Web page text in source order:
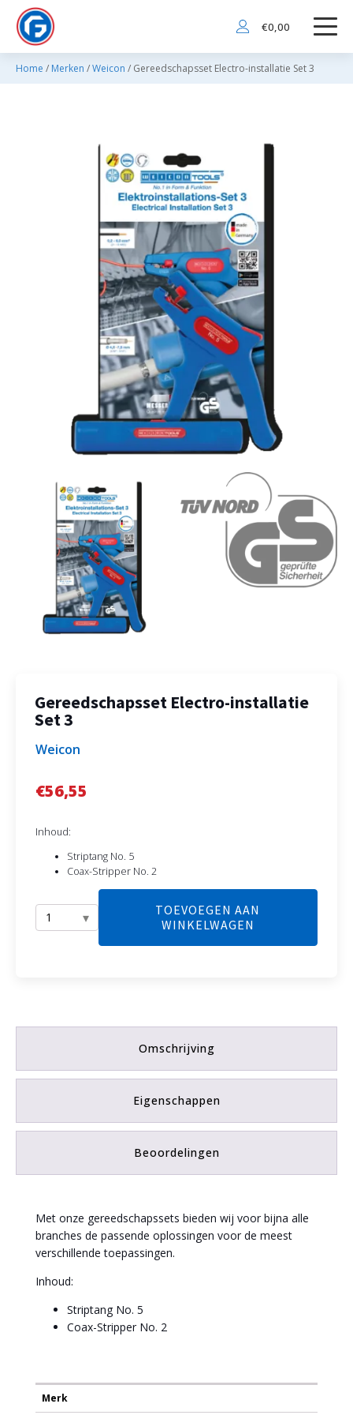
€0,00
Home / Merken /Weicon / Gereedschapsset Electro-installatie Set 3
Gereedschapsset Electro-installatie
Set 3
Weicon
€56,55
Inhoud:
Striptang No. 5
Coax-Stripper No. 2
Gereedschapsset
TOEVOEGEN AAN
WINKELWAGEN
Omschrijving
Eigenschappen
Beoordelingen
Met onze gereedschapssets bieden wij voor bijna alle
branches de passende oplossingen voor de meest
verschillende toepassingen.
Inhoud:
Striptang No. 5
Coax-Stripper No. 2
Merk